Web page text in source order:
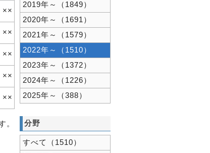
××
××
××
××
××
。
2019年～（1849）
2020年～（1691）
2021年～（1579）
2022年～（1510）
2023年～（1372）
2024年～（1226）
2025年～（388）
分野
すべて（1510）